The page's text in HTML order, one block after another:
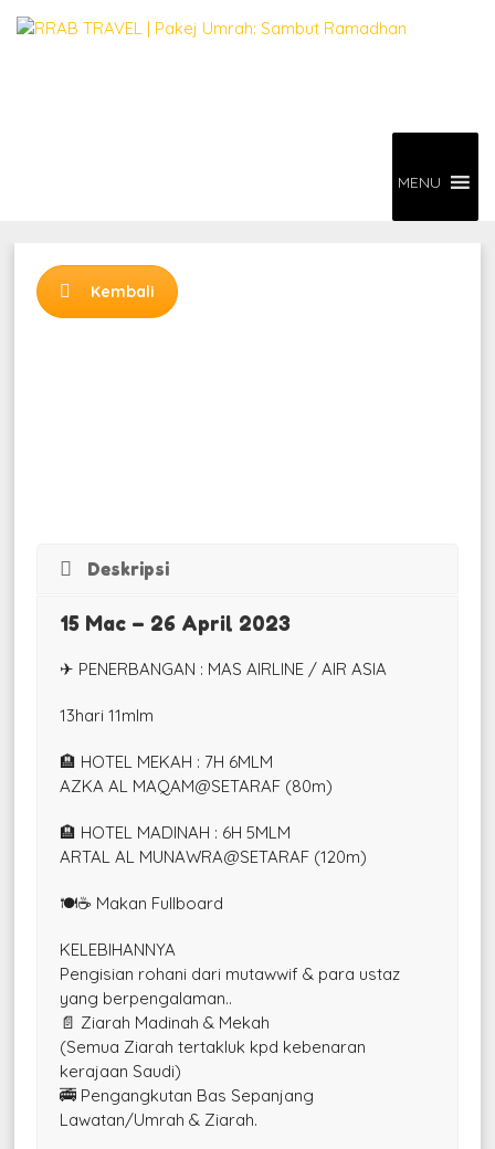
MENU
Kembali
Deskripsi
15 Mac – 26 April 2023
✈ PENERBANGAN : MAS AIRLINE / AIR ASIA
13hari 11mlm
🏨 HOTEL MEKAH : 7H 6MLM
AZKA AL MAQAM@SETARAF (80m)
🏨 HOTEL MADINAH : 6H 5MLM
ARTAL AL MUNAWRA@SETARAF (120m)
🍽☕ Makan Fullboard
KELEBIHANNYA
Pengisian rohani dari mutawwif & para ustaz
yang berpengalaman..
📄 Ziarah Madinah & Mekah
(Semua Ziarah tertakluk kpd kebenaran
kerajaan Saudi)
🚎 Pengangkutan Bas Sepanjang
Lawatan/Umrah & Ziarah.